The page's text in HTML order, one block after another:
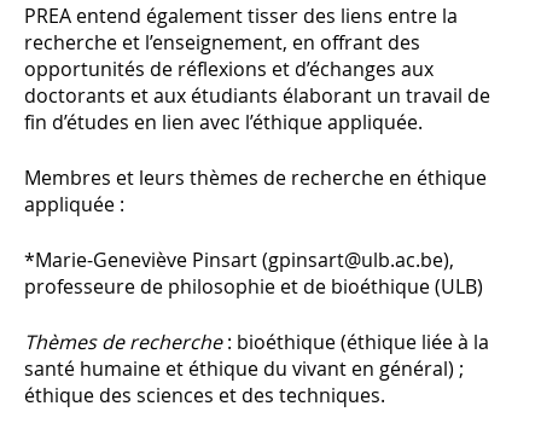
PREA entend également tisser des liens entre la
recherche et l’enseignement, en offrant des
opportunités de réflexions et d’échanges aux
doctorants et aux étudiants élaborant un travail de
fin d’études en lien avec l’éthique appliquée.
Membres et leurs thèmes de recherche en éthique
appliquée :
*Marie-Geneviève Pinsart (gpinsart@ulb.ac.be),
professeure de philosophie et de bioéthique (ULB)
Thèmes de recherche: bioéthique (éthique liée à la
santé humaine et éthique du vivant en général) ;
éthique des sciences et des techniques.